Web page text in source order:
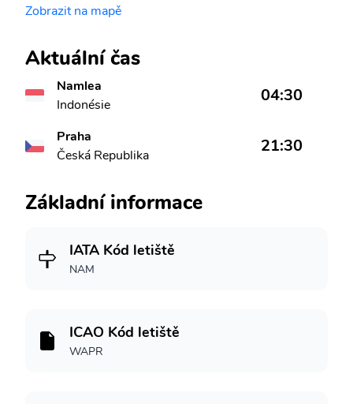
Zobrazit na mapě
Aktuální čas
Namlea
Indonésie
04:30
Praha
Česká Republika
21:30
Základní informace
IATA Kód letiště
NAM
ICAO Kód letiště
WAPR